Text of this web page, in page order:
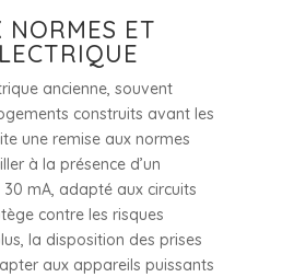
NORMES ET
ancienne, souvent
construits avant les
une remise aux normes
à la présence d’un
mA, adapté aux circuits
contre les risques
la disposition des prises
aux appareils puissants